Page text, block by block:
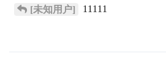
[未知用户] 11111